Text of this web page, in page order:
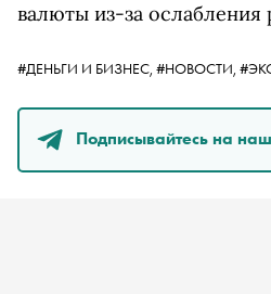
валюты из-за ослабления
#ДЕНЬГИ И БИЗНЕС, #НОВОСТИ,
Подписывайтесь на